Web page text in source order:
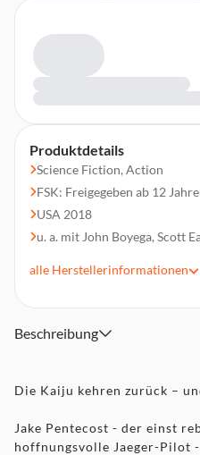
Produktdetails
Science Fiction, Action
FSK: Freigegeben ab 12
USA 2018
u. a. mit John Boyega, Scott
alle Herstellerinformationen
Beschreibung
Die Kaiju kehren zurück –
Jake Pentecost - der einst
hoffnungsvolle Jaeger-Pilot